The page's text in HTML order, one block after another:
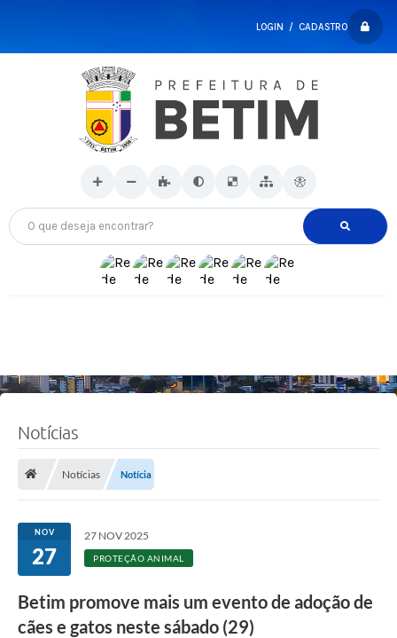
LOGIN / CADASTRO
O que deseja encontrar?
Notícias
Notícias Notícia
NOV
27
27 NOV 2025
PROTEÇÃO ANIMAL
Betim promove mais um evento de adoção de
cães e gatos neste sábado (29)